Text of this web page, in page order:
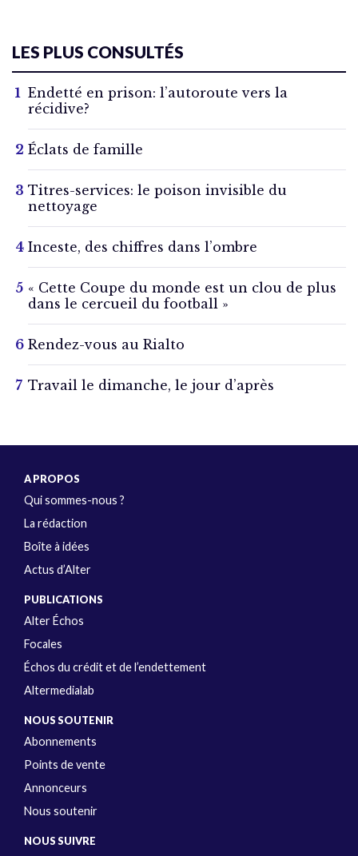
LES PLUS CONSULTÉS
Endetté en prison: l’autoroute vers la
récidive?
Éclats de famille
Titres-services: le poison invisible du
nettoyage
Inceste, des chiffres dans l’ombre
« Cette Coupe du monde est un clou de plus
dans le cercueil du football »
Rendez-vous au Rialto
Travail le dimanche, le jour d’après
A PROPOS
Qui sommes-nous ?
La rédaction
Boîte à idées
Actus d’Alter
PUBLICATIONS
Alter Échos
Focales
Échos du crédit et de l’endettement
Altermedialab
NOUS SOUTENIR
Abonnements
Points de vente
Annonceurs
Nous soutenir
NOUS SUIVRE